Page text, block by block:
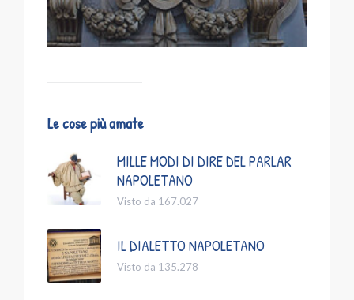
Le cose più amate
MILLE MODI DI DIRE DEL PARLAR
NAPOLETANO
Visto da 167.027
IL DIALETTO NAPOLETANO
Visto da 135.278